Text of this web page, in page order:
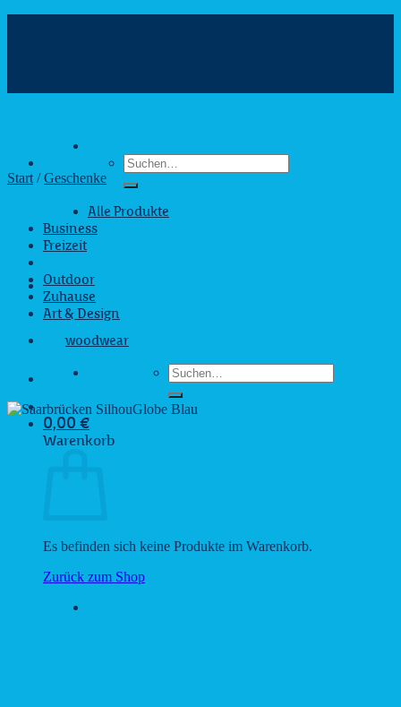
Suchen
nach:
Alle Produkte
Business
Freizeit
Outdoor
Zuhause
Art & Design
woodwear
Suchen
nach:
0,00 €
Warenkorb
Es befinden sich keine Produkte im Warenkorb.
Zurück zum Shop
Start / Geschenke